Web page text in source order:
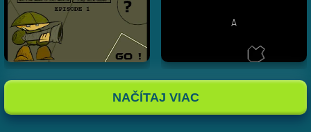
NAČÍTAJ VIAC